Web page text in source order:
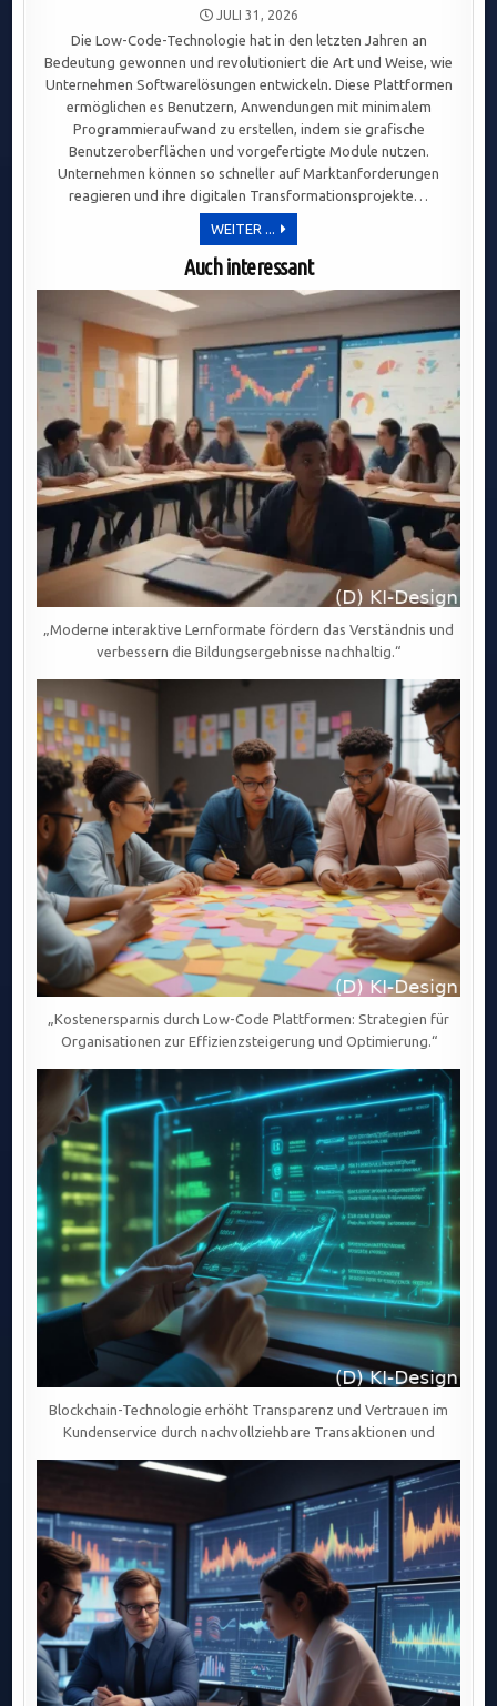
JULI 31, 2026
Die Low-Code-Technologie hat in den letzten Jahren an
Bedeutung gewonnen und revolutioniert die Art und Weise, wie
Unternehmen Softwarelösungen entwickeln. Diese Plattformen
ermöglichen es Benutzern, Anwendungen mit minimalem
Programmieraufwand zu erstellen, indem sie grafische
Benutzeroberflächen und vorgefertigte Module nutzen.
Unternehmen können so schneller auf Marktanforderungen
reagieren und ihre digitalen Transformationsprojekte…
WEITER ... LOW-
CODE-
TECHNOLOGIE
REVOLUTIONIERT
SCHNELLIGKEIT,
FLEXIBILITÄT
VEREINFACHUNG
FÜR
UNTERNEHMEN.
Auch interessant
„Moderne interaktive Lernformate fördern das Verständnis und
verbessern die Bildungsergebnisse nachhaltig.“
„Kostenersparnis durch Low-Code Plattformen: Strategien für
Organisationen zur Effizienzsteigerung und Optimierung.“
Blockchain-Technologie erhöht Transparenz und Vertrauen im
Kundenservice durch nachvollziehbare Transaktionen und